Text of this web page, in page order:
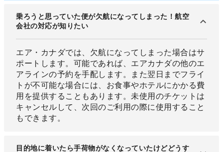
乗ろうと思っていた便が欠航になってしまった！航空
会社の対応が知りたい
エア・カナダでは、欠航になってしまった場合はサ
ポートします。可能であれば、エアカナダの他のエ
アラインの予約を手配します。また翌日までフライ
トが不可能な場合には、お食事やホテルにかかる費
用を提供することもあります。未使用のチケットは
キャンセルして、次回のご利用の際に使用すること
もできます。
目的地に着いたら手荷物がなくなっていたけどどうす